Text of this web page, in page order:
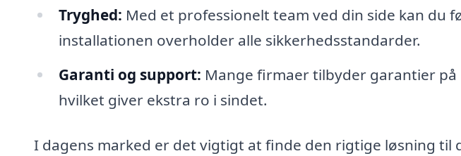
Tryghed: Med et professionelt team ved din side kan du
installationen overholder alle sikkerhedsstandarder.
Garanti og support: Mange firmaer tilbyder garantier
hvilket giver ekstra ro i sindet.
I dagens marked er det vigtigt at finde den rigtige løsning til